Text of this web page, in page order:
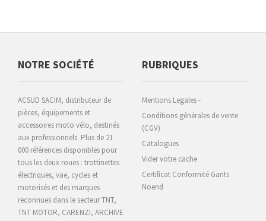
NOTRE SOCIÉTÉ
ACSUD SACIM, distributeur de
pièces, équipements et
accessoires moto vélo, destinés
aux professionnels. Plus de 21
000 références disponibles pour
tous les deux roues : trottinettes
électriques, vae, cycles et
motorisés et des marques
reconnues dans le secteur TNT,
TNT MOTOR, CARENZI, ARCHIVE
RUBRIQUES
Mentions Legales -
Conditions générales de vente
(CGV)
Catalogues
Vider votre cache
Certificat Conformité Gants
Noend